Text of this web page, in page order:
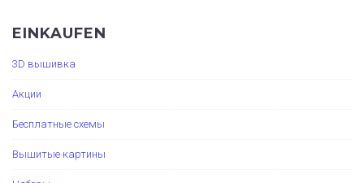
EINKAUFEN
3D вышивка
Акции
Бесплатные схемы
Вышитые картины